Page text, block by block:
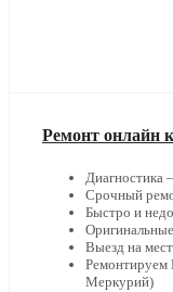
Ремонт онлайн
Диагностика
Срочный
Быстро и
Выезд на
Меркурий)